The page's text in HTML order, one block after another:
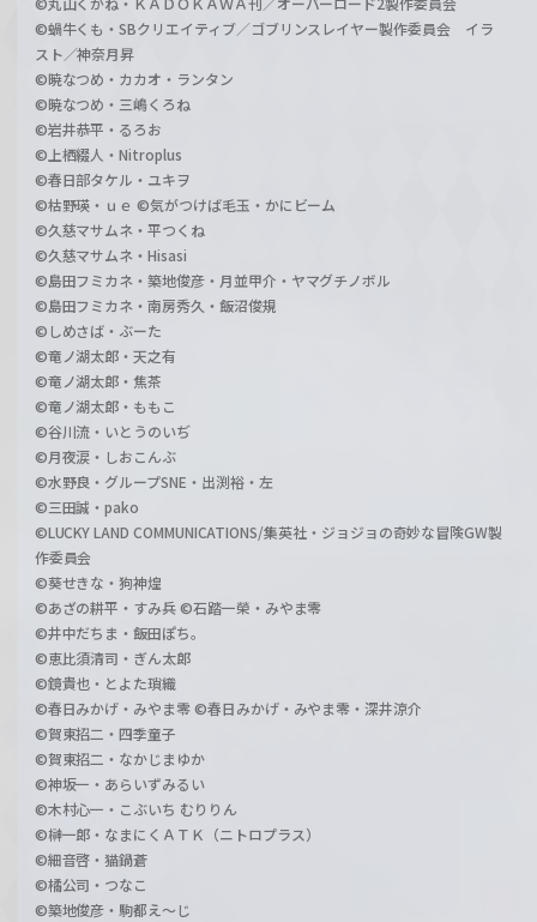
©蝸牛くも・SBクリエイティブ／ゴブリンスレイヤー製作委員会 イラ
スト／神奈月昇
©暁なつめ・カカオ・ランタン
©暁なつめ・三嶋くろね
©岩井恭平・るろお
©上栖綴人・Nitroplus
©春日部タケル・ユキヲ
©枯野瑛・ｕｅ ©気がつけば毛玉・かにビーム
©久慈マサムネ・平つくね
©久慈マサムネ・Hisasi
©島田フミカネ・築地俊彦・月並甲介・ヤマグチノボル
©島田フミカネ・南房秀久・飯沼俊規
©しめさば・ぶーた
©竜ノ湖太郎・天之有
©竜ノ湖太郎・焦茶
©竜ノ湖太郎・ももこ
©谷川流・いとうのいぢ
©月夜涙・しおこんぶ
©水野良・グループSNE・出渕裕・左
©三田誠・pako
©LUCKY LAND COMMUNICATIONS/集英社・ジョジョの奇妙な冒険GW製
作委員会
©葵せきな・狗神煌
©あざの耕平・すみ兵 ©石踏一榮・みやま零
©井中だちま・飯田ぽち。
©恵比須清司・ぎん太郎
©鏡貴也・とよた瑣織
©春日みかげ・みやま零 ©春日みかげ・みやま零・深井涼介
©賀東招二・四季童子
©賀東招二・なかじまゆか
©神坂一・あらいずみるい
©木村心一・こぶいち むりりん
©榊一郎・なまにくＡＴＫ（ニトロプラス）
©細音啓・猫鍋蒼
©橘公司・つなこ
©築地俊彦・駒都え～じ